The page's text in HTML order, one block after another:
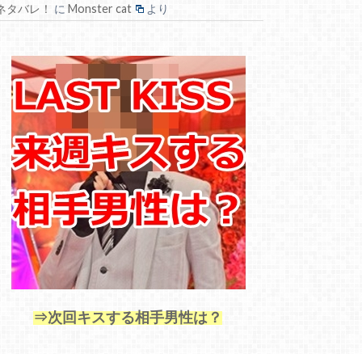
タバレ！ にMonster cat より
⇒次回キスする相手男性は？